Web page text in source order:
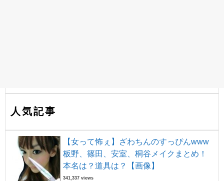
人気記事
【女って怖ぇ】ざわちんのすっぴんwww
板野、篠田、安室、桐谷メイクまとめ！
本名は？道具は？【画像】
341,337 views